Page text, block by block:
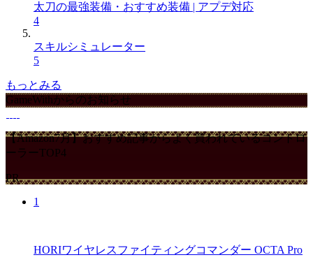
太刀の最強装備・おすすめ装備 | アプデ対応
4
スキルシミュレーター
5
もっとみる
GameWithからのお知らせ
【Amazon7月】おすすめ記事からよく買われているコントロ
ーラーTOP4
PR
1
HORIワイヤレスファイティングコマンダー OCTA Pro